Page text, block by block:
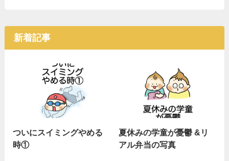
新着記事
ついにスイミングやめる
時①
夏休みの学童が憂鬱 &リ
アル弁当の写真